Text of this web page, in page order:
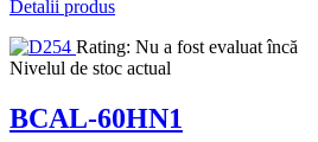
Detalii produs
Rating: Nu a fost evaluat încă
Nivelul de stoc actual
BCAL-60HN1